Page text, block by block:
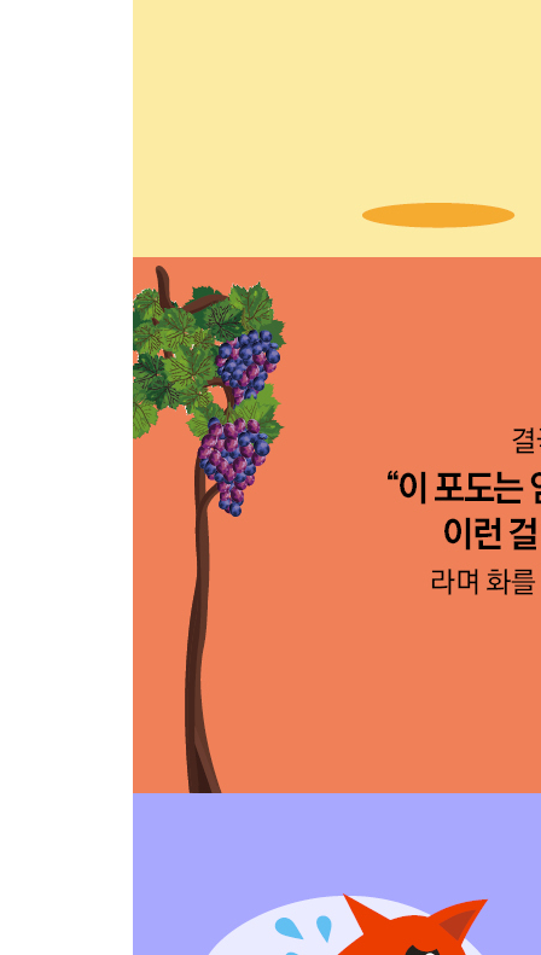
32 성 편견으로부터 얼마나 자유로운가? : 시몬 드
33 재빨리 도망칠 줄 아는 사람이 승리한다 : 질
34 공평한 사회일수록 차별에 의한 상처가 깊다 :
35 감시당하고 있다는 심리적 압박 : 미셸 푸코_패
36 사람들은 필요해서가 아니라 다르게 보이기 위
37 보이지 않는 노력도 언젠가는 보상받는다는 거
4장 ‘사고’에 관한 핵심 콘셉트 - 어떻게 사고의 함
38 ‘결국 이런 뜻이죠?’라고 말하면 안 되는 이유 :
39 이상은 이상일 뿐, 환상에 사로잡히지 말지어다
40 오해에는 여러 유형이 있다 : 프랜시스 베이컨_
41 생각은 아웃소싱할 수 없다 : 르네 데카르트_코
42 진보는 나선형 발전으로 이루어진다 : 게오르크
43 사고의 폭을 넓히고 싶다면 어휘력을 길러라 :
44 때로는 판단을 보류하는 것이 도움이 된다 : 에
45 과학적인 것이 꼭 옳은 것은 아니다 : 카를 포퍼
46 에디슨은 축음기를 유언장의 대체품으로 발명
47 조급해하지 마라, 세상은 그렇게 갑자기 바뀌
48 이분법을 넘어서라 : 자크 데리다_탈구축
49 미래를 예측하는 최선의 방법은 미래를 창조하
역자 후기 칸트와 스피노자 없이 철학을 이야기하